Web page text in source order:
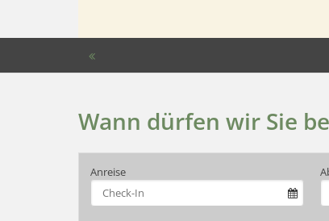
Wann dürfen wir Sie
Anreise